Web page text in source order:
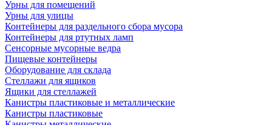
Урны для помещений
Урны для улицы
Контейнеры для раздельного сбора мусора
Контейнеры для ртутных ламп
Сенсорные мусорные ведра
Пищевые контейнеры
Оборудование для склада
Стеллажи для ящиков
Ящики для стеллажей
Канистры пластиковые и металлические
Канистры пластиковые